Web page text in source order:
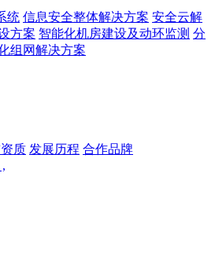
统 信息安全整体解决方案 安全云解
方案 智能化机房建设及动环监测 分
组网解决方案
质 发展历程 合作品牌